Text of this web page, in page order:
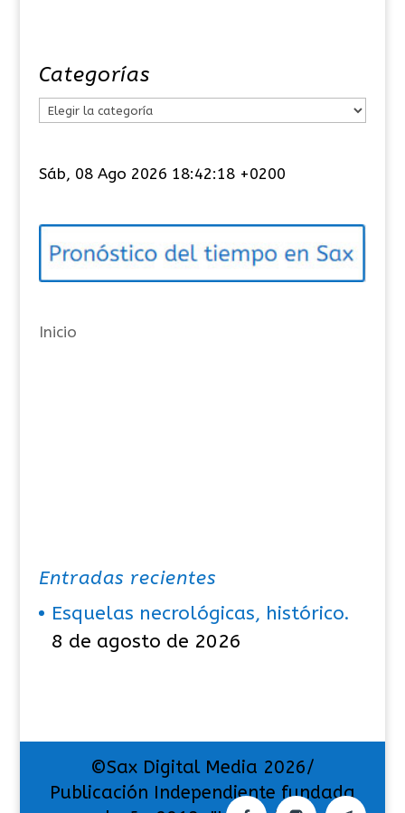
Categorías
e
o
í
s
Sáb, 08 Ago 2026 18:42:18 +0200
Inicio
Entradas recientes
Esquelas necrológicas, histórico.
8 de agosto de 2026
©Sax Digital Media 2026/
Publicación Independiente fundada